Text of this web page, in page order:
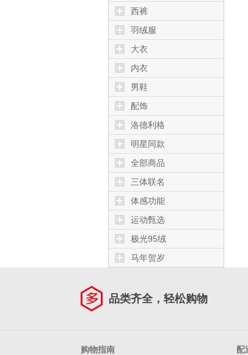
西裤
羽绒服
大衣
内衣
男鞋
配饰
洛德利格
明星同款
全部商品
三体联名
体感功能
运动甄选
极光95绒
马年贺岁
品类齐全，轻松购物
购物指南 配